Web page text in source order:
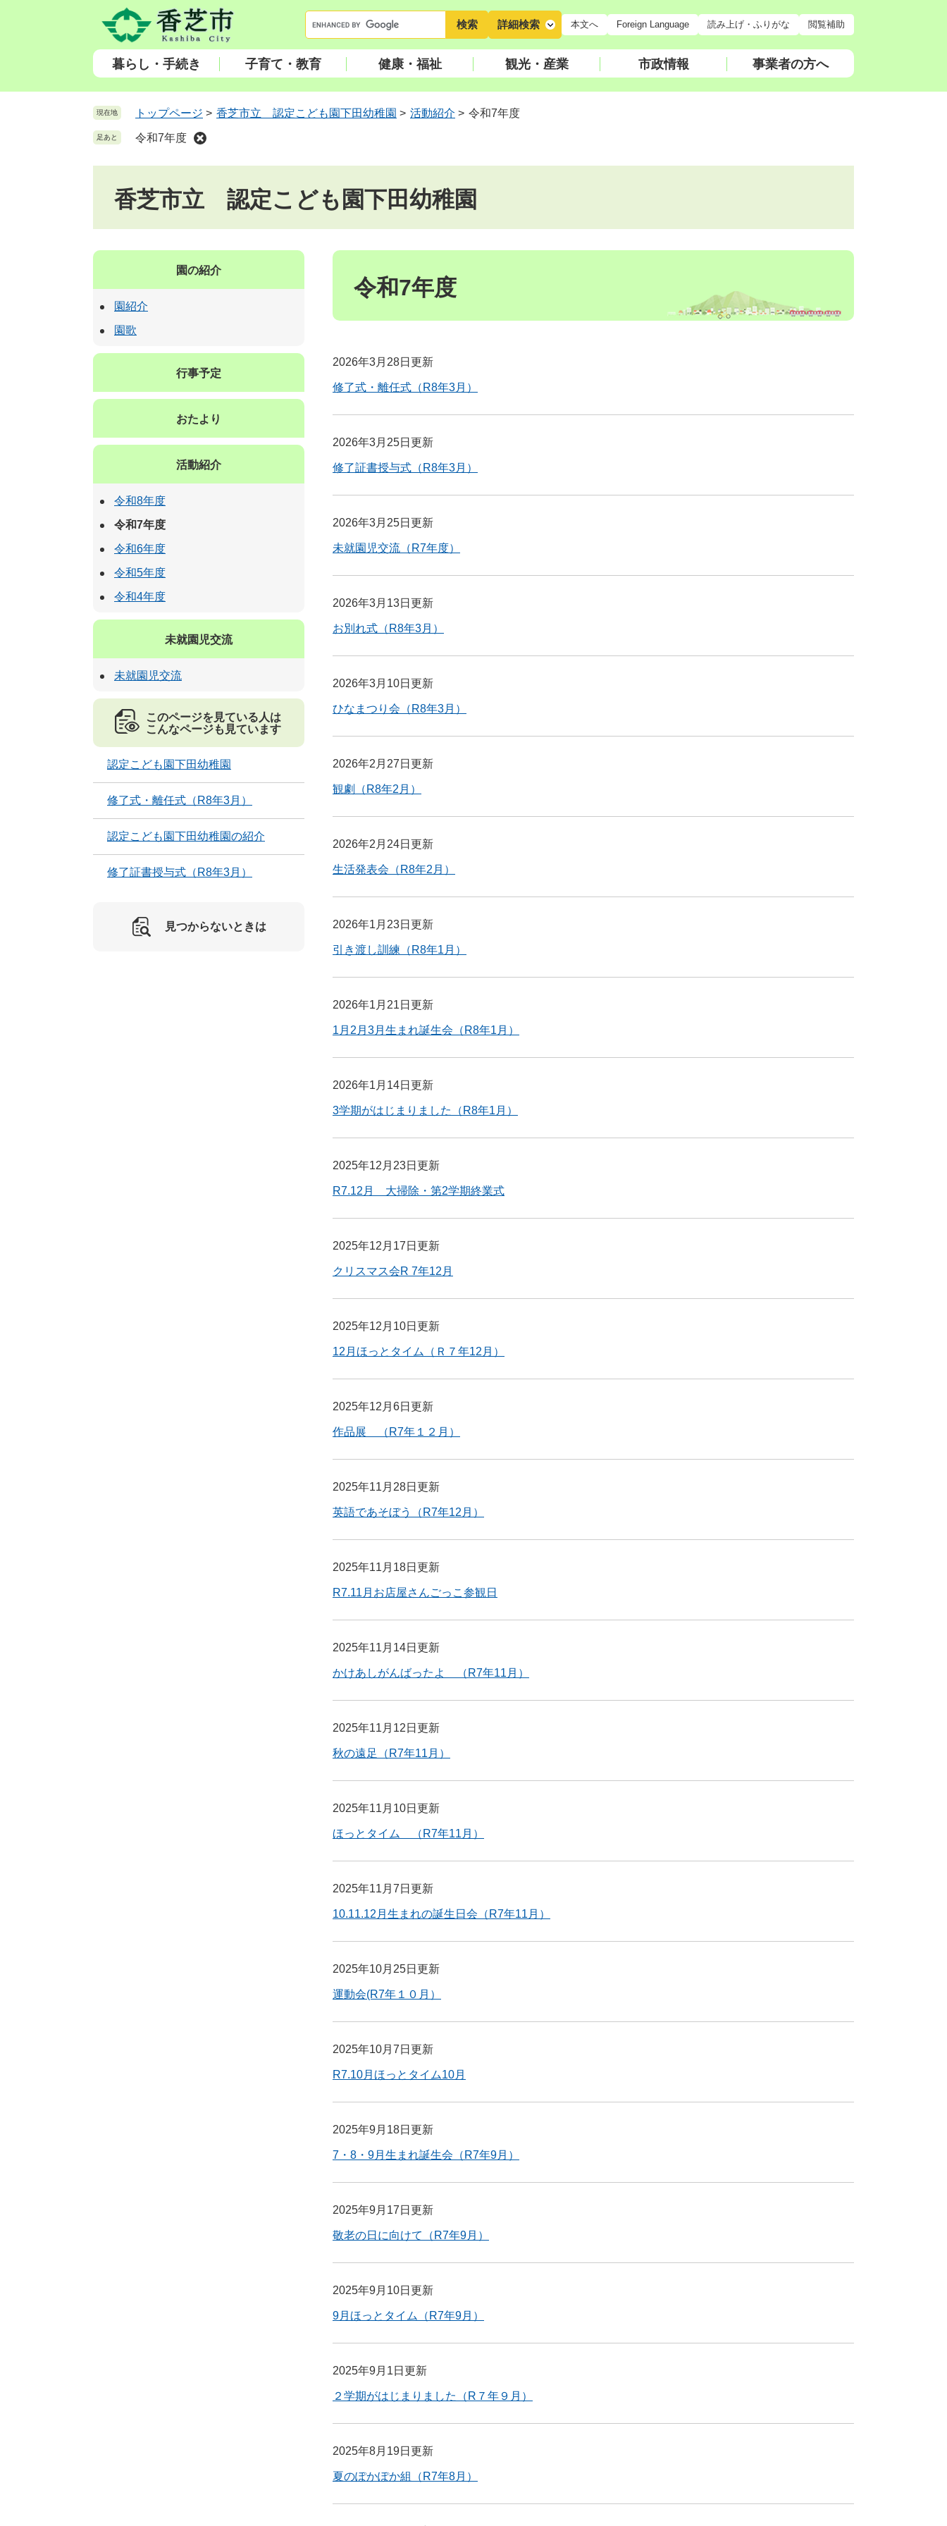
頭
飛
ー
ワ
ー
索
詳細検索 本文へ Foreign Language 読み上げ・ふりがな 閲覧補助
暮らし・手続き 子育て・教育 健康・福祉 観光・産業 市政情報 事業者の方へ
現在地 トップページ > 香芝市立 認定こども園下田幼稚園 > 活動紹介 > 令和7年度
足あと 令和7年度
香芝市立 認定こども園下田幼稚園
本
令和7年度
2026年3月28日更新
修了式・離任式（R8年3月）
2026年3月25日更新
修了証書授与式（R8年3月）
2026年3月25日更新
未就園児交流（R7年度）
2026年3月13日更新
お別れ式（R8年3月）
2026年3月10日更新
ひなまつり会（R8年3月）
2026年2月27日更新
観劇（R8年2月）
2026年2月24日更新
生活発表会（R8年2月）
2026年1月23日更新
引き渡し訓練（R8年1月）
2026年1月21日更新
1月2月3月生まれ誕生会（R8年1月）
2026年1月14日更新
3学期がはじまりました（R8年1月）
2025年12月23日更新
R7.12月 大掃除・第2学期終業式
2025年12月17日更新
クリスマス会R 7年12月
2025年12月10日更新
12月ほっとタイム（Ｒ７年12月）
2025年12月6日更新
作品展 （R7年１２月）
2025年11月28日更新
英語であそぼう（R7年12月）
2025年11月18日更新
R7.11月お店屋さんごっこ参観日
2025年11月14日更新
かけあしがんばったよ （R7年11月）
2025年11月12日更新
秋の遠足（R7年11月）
2025年11月10日更新
ほっとタイム （R7年11月）
2025年11月7日更新
10.11.12月生まれの誕生日会（R7年11月）
2025年10月25日更新
運動会(R7年１０月）
2025年10月7日更新
R7.10月ほっとタイム10月
2025年9月18日更新
7・8・9月生まれ誕生会（R7年9月）
2025年9月17日更新
敬老の日に向けて（R7年9月）
2025年9月10日更新
9月ほっとタイム（R7年9月）
2025年9月1日更新
２学期がはじまりました（R７年９月）
2025年8月19日更新
夏のぽかぽか組（R7年8月）
園の紹介
園紹介
園歌
行事予定
おたより
活動紹介
令和8年度
令和7年度
令和6年度
令和5年度
令和4年度
未就園児交流
未就園児交流
このページを見ている人は
こんなページも見ています
認定こども園下田幼稚園
修了式・離任式（R8年3月）
認定こども園下田幼稚園の紹介
修了証書授与式（R8年3月）
見つからないときは